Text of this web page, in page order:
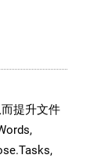
提升文件